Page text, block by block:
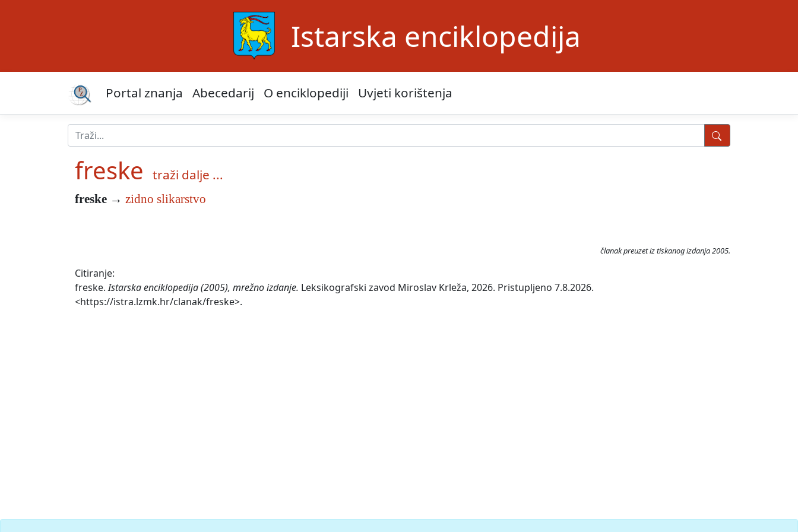
Istarska enciklopedija
Portal znanja Abecedarij O enciklopediji Uvjeti korištenja
freske traži dalje ...
freske → zidno slikarstvo
članak preuzet iz tiskanog izdanja 2005.
Citiranje:
freske.Istarska enciklopedija (2005), mrežno izdanje. Leksikografski zavod Miroslav Krleža, 2026. Pristupljeno 7.8.2026.
<https://istra.lzmk.hr/clanak/freske>.